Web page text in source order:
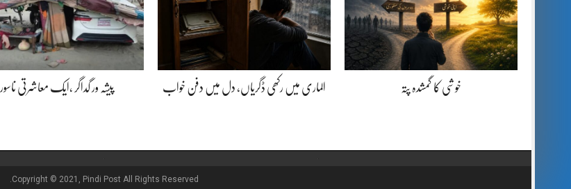
خوشی کا گمشدہ پتہ الماری میں رکھی ڈگریاں، دل میں دفن خواب پیشہ ور گداگر ،ایک معاشرتی ناسور
Copyright © 2021, Pindi Post All Rights Reserved.